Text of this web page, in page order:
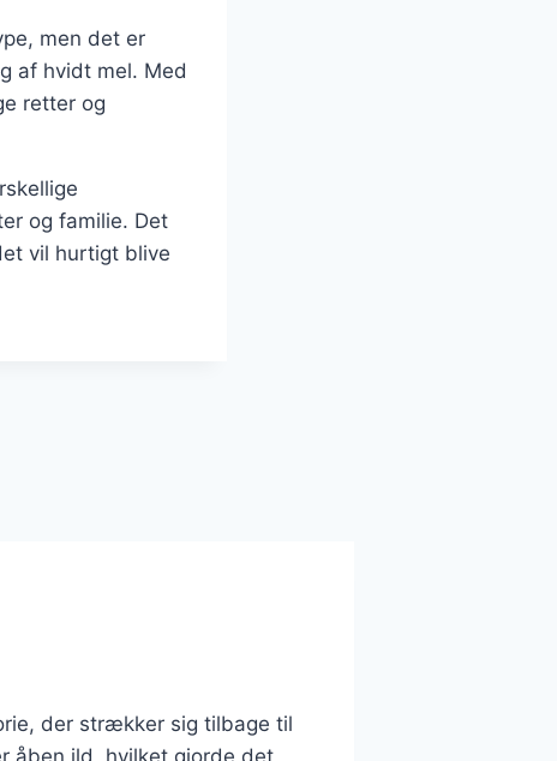
men det er
af hvidt mel. Med
retter og
og familie. Det
vil hurtigt blive
der strækker sig tilbage til
åben ild, hvilket gjorde det